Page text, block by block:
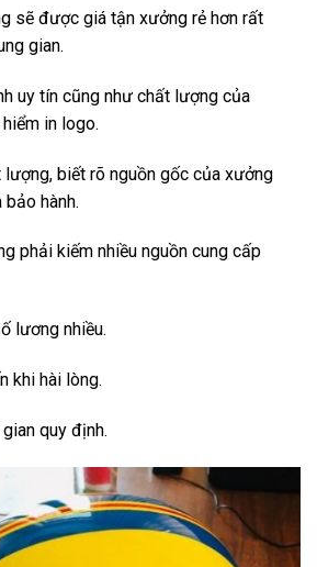
sẽ được giá tận xưởng rẻ hơn rất
gian.
uy tín cũng như chất lượng của
in logo.
biết rõ nguồn gốc của xưởng
hành.
phải kiếm nhiều nguồn cung cấp
lương nhiều.
khi hài lòng.
quy định.